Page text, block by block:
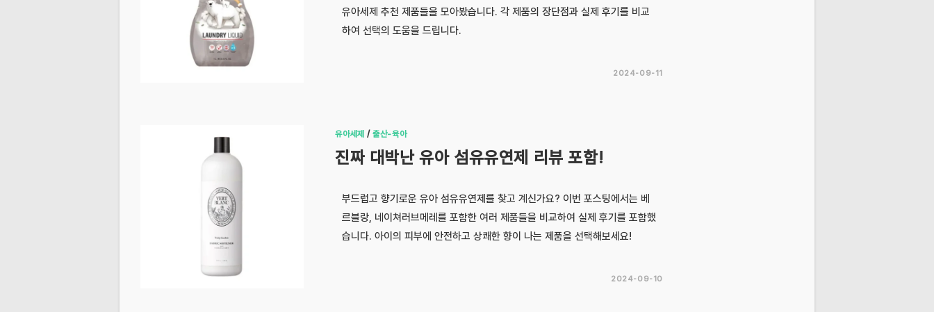
유아세제 추천 제품들을 모아봤습니다. 각 제품의 장단점과 실제 후기를 비교
하여 선택의 도움을 드립니다.
2024-09-11
유아세제 /출산-육아
진짜 대박난 유아 섬유유연제 리뷰 포함!
부드럽고 향기로운 유아 섬유유연제를 찾고 계신가요? 이번 포스팅에서는 베
르블랑, 네이쳐러브메레를 포함한 여러 제품들을 비교하여 실제 후기를 포함했
습니다. 아이의 피부에 안전하고 상쾌한 향이 나는 제품을 선택해보세요!
2024-09-10